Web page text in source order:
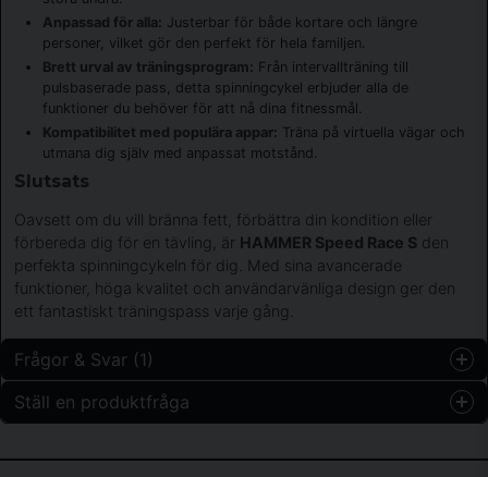
Anpassad för alla: Justerbar för både kortare och längre
personer, vilket gör den perfekt för hela familjen.
Brett urval av träningsprogram: Från intervallträning till
pulsbaserade pass, detta spinningcykel erbjuder alla de
funktioner du behöver för att nå dina fitnessmål.
Kompatibilitet med populära appar: Träna på virtuella vägar och
utmana dig själv med anpassat motstånd.
Slutsats
Oavsett om du vill bränna fett, förbättra din kondition eller
förbereda dig för en tävling, är HAMMER Speed Race S den
perfekta spinningcykeln för dig. Med sina avancerade
funktioner, höga kvalitet och användarvänliga design ger den
ett fantastiskt träningspass varje gång.
Frågor & Svar (1)
Hur ser jag vilket watt jag ligger på?
Ställ en produktfråga
Fråga oss något om denna produkten...